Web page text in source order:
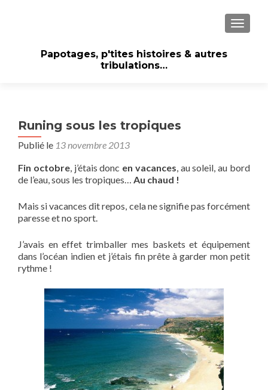
Papotages, p'tites histoires & autres
tribulations…
Runing sous les tropiques
Publié le 13 novembre 2013
Fin octobre, j’étais donc en vacances, au soleil, au bord
de l’eau, sous les tropiques… Au chaud !
Mais si vacances dit repos, cela ne signifie pas forcément
paresse et no sport.
J’avais en effet trimballer mes baskets et équipement
dans l’océan indien et j’étais fin prête à garder mon petit
rythme !